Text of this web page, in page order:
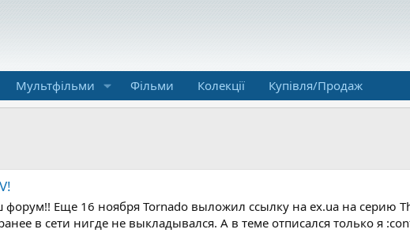
Мультфільми Фільми Колекції Купівля/Продаж
Еще 16 ноября Tornado выложил ссылку на ex.ua на серию
в сети нигде не выкладывался. А в теме отписался только я